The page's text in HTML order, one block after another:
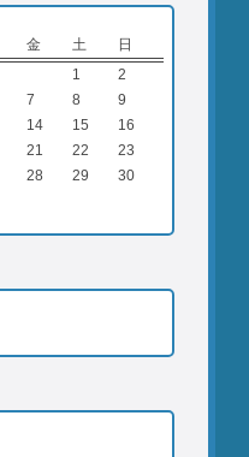
金 土
日
1
2
7 8
9
14 15
16
21 22
23
28 29
30